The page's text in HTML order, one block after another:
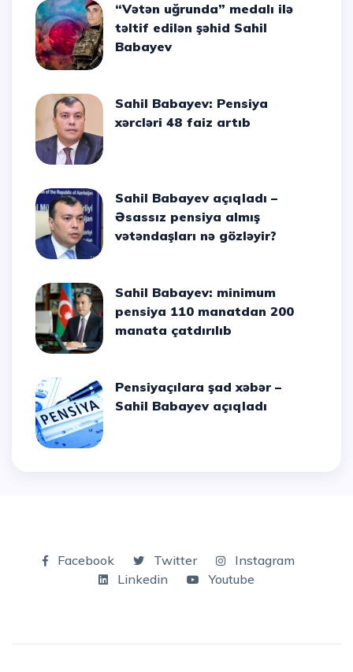
“Vətən uğrunda” medalı ilə
təltif edilən şəhid Sahil
Babayev
Sahil Babayev: Pensiya
xərcləri 48 faiz artıb
Sahil Babayev açıqladı –
Əsassız pensiya almış
vətəndaşları nə gözləyir?
Sahil Babayev: minimum
pensiya 110 manatdan 200
manata çatdırılıb
Pensiyaçılara şad xəbər –
Sahil Babayev açıqladı
Facebook Twitter
Instagram
Linkedin
Youtube